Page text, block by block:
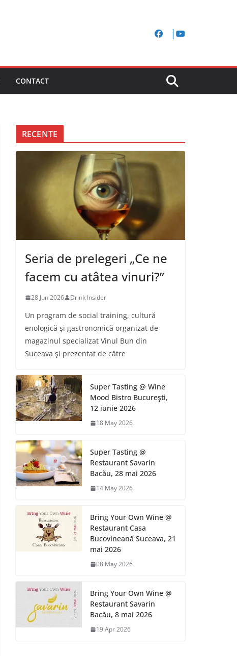
CONTACT
RECENTE
Seria de prelegeri „Ce ne
facem cu atâtea vinuri?”
28 Jun 2026 Drink Insider
Un program de social training, cultură
enologică şi gastronomică organizat de
magazinul specializat Vinul Bun din
Suceava şi prezentat de către
Super Tasting @ Wine
Mood Bistro Bucureşti,
12 iunie 2026
18 May 2026
Super Tasting @
Restaurant Savarin
Bacău, 28 mai 2026
14 May 2026
Bring Your Own Wine @
Restaurant Casa
Bucovineană Suceava, 21
mai 2026
08 May 2026
Bring Your Own Wine @
Restaurant Savarin
Bacău, 8 mai 2026
19 Apr 2026